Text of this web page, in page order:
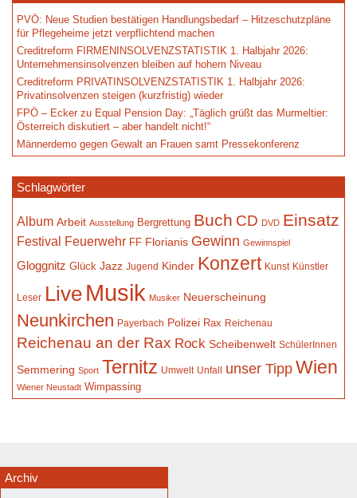
PVÖ: Neue Studien bestätigen Handlungsbedarf – Hitzeschutzpläne
für Pflegeheime jetzt verpflichtend machen
Creditreform FIRMENINSOLVENZSTATISTIK 1. Halbjahr 2026:
Unternehmensinsolvenzen bleiben auf hohem Niveau
Creditreform PRIVATINSOLVENZSTATISTIK 1. Halbjahr 2026:
Privatinsolvenzen steigen (kurzfristig) wieder
FPÖ – Ecker zu Equal Pension Day: „Täglich grüßt das Murmeltier:
Österreich diskutiert – aber handelt nicht!“
Männerdemo gegen Gewalt an Frauen samt Pressekonferenz
Schlagwörter
Album Arbeit Ausstellung Bergrettung Buch CD DVD Einsatz
Festival Feuerwehr FF Florianis Gewinn Gewinnspiel
Gloggnitz Glück Jazz Jugend Kinder Konzert Kunst Künstler
Leser Live Musik Musiker Neuerscheinung
Neunkirchen Payerbach Polizei Rax Reichenau
Reichenau an der Rax Rock Scheibenwelt SchülerInnen
Semmering Sport Ternitz Umwelt Unfall unser TippWien
Wiener Neustadt Wimpassing
Archiv